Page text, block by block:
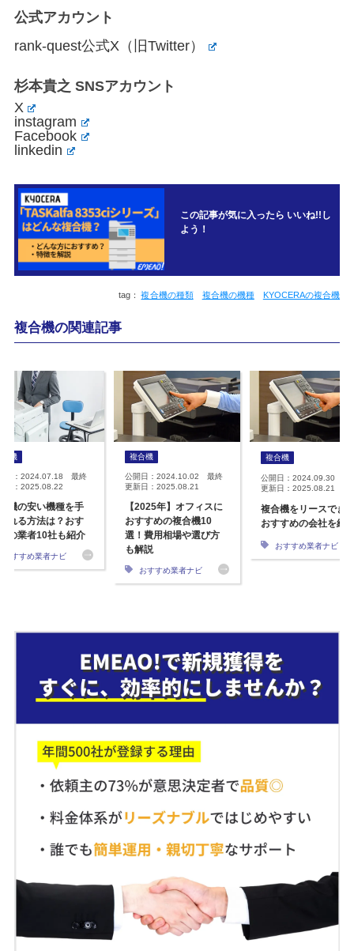
公式アカウント
rank-quest公式X（旧Twitter）
杉本貴之 SNSアカウント
X
instagram
Facebook
linkedin
この記事が気に入ったら いいね!!し
よう！
複合機の種類 複合機の機種 KYOCERAの複合機
複合機の関連記事
合機
日：2024.07.18 最終
日：2025.08.22
機の安い機種を手
れる方法は？おす
の業者10社も紹介
おすすめ業者ナビ
複合機
公開日：2024.10.02 最終
更新日：2025.08.21
【2025年】オフィスに
おすすめの複合機10
選！費用相場や選び方
も解説
おすすめ業者ナビ
複合機
公開日：2024.09.30 最
更新日：2025.08.21
複合機をリースでき
おすすめの会社を紹
おすすめ業者ナビ